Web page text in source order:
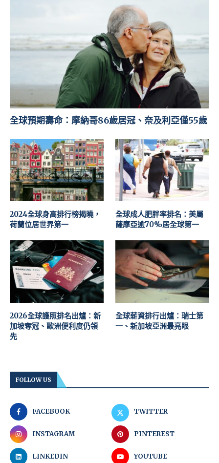
全球預期壽命：摩納哥86歲居冠、奈及利亞僅55歲
2024全球身高排行榜揭曉，
荷蘭位居世界第一
全球成人肥胖率排名：美屬
薩摩亞逾70%居全球第一
2026全球護照排名出爐：新
加坡奪冠、歐洲便利度仍領
先
全球薪資排行出爐：瑞士第
一、新加坡亞洲最亮眼
FOLLOW US
FACEBOOK TWITTER
INSTAGRAM PINTEREST
LINKEDIN YOUTUBE